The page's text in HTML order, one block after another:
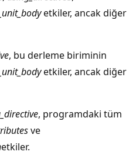
etkiler, ancak diğer
, bu derleme biriminin
etkiler, ancak diğer
, programdaki tüm
ve
etkiler.